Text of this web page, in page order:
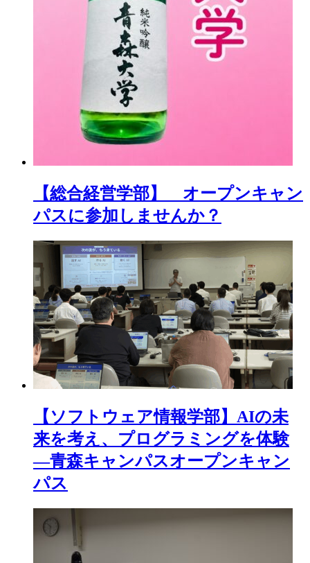
【総合経営学部】 オープンキャン
パスに参加しませんか？
【ソフトウェア情報学部】AIの未
来を考え、プログラミングを体験
―青森キャンパスオープンキャン
パス